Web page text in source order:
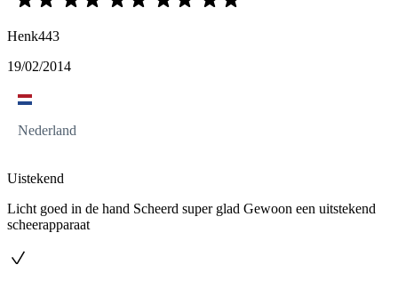
Henk443
19/02/2014
Nederland
Uistekend
Licht goed in de hand Scheerd super glad Gewoon een uitstekend
scheerapparaat